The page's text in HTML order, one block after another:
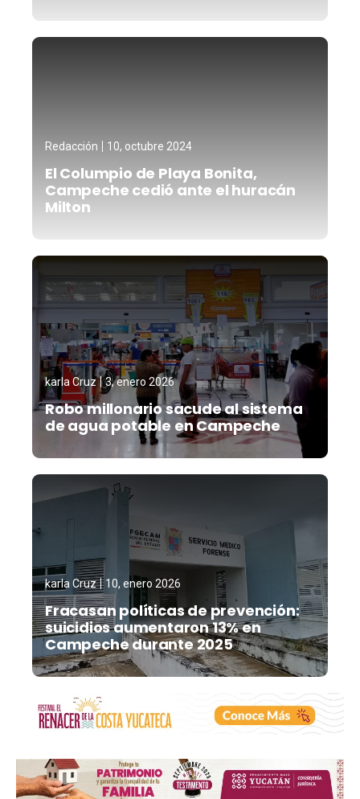
Redacción 10, octubre 2024
El Columpio de Playa Bonita,
Campeche cedió ante el huracán
Milton
karla Cruz 3, enero 2026
Robo millonario sacude al sistema
de agua potable en Campeche
karla Cruz 10, enero 2026
Fracasan políticas de prevención:
suicidios aumentaron 13% en
Campeche durante 2025